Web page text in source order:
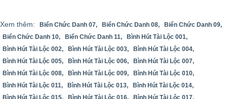
Xem thêm: Biển Chức Danh 07, Biển Chức Danh 08,
Biển Chức Danh 09,
Biển Chức Danh 10,
Biển Chức Danh 11,
Bình Hút Tài Lộc 001,
Bình Hút Tài Lộc 002,
Bình Hút Tài Lộc 003,
Bình Hút Tài Lộc 004,
Bình Hút Tài Lộc 005,
Bình Hút Tài Lộc 006,
Bình Hút Tài Lộc 007,
Bình Hút Tài Lộc 008,
Bình Hút Tài Lộc 009,
Bình Hút Tài Lộc 010,
Bình Hút Tài Lộc 011,
Bình Hút Tài Lộc 013,
Bình Hút Tài Lộc 014,
Bình Hút Tài Lộc 015,
Bình Hút Tài Lộc 016,
Bình Hút Tài Lộc 017,